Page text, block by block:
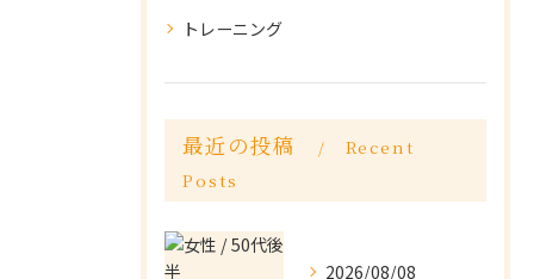
トレーニング
最近の投稿
Recent
Posts
2026/08/08